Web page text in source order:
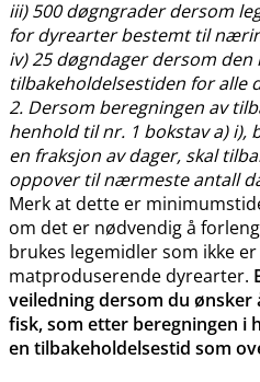
iii) 500 døgngrader dersom
for dyrearter bestemt til
iv) 25 døgndager dersom den
tilbakeholdelsestiden for alle
2. Dersom beregningen av
henhold til nr. 1 bokstav a) i),
en fraksjon av dager, skal
oppover til nærmeste antall
Merk at dette er
om det er nødvendig å
brukes legemidler som ikke
matproduserende dyrearter.
veiledning dersom du
fisk, som etter beregningen i
en tilbakeholdelsestid som